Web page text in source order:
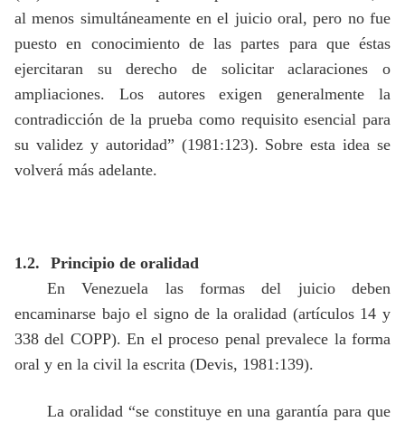
al menos simultáneamente en el juicio oral, pero no fue
puesto en conocimiento de las partes para que éstas
ejercitaran su derecho de solicitar aclaraciones o
ampliaciones. Los autores exigen generalmente la
contradicción de la prueba como requisito esencial para
su validez y autoridad” (1981:123). Sobre esta idea se
volverá más adelante.
1.2.
Principio de oralidad
En Venezuela las formas del juicio deben
encaminarse bajo el signo de la oralidad (artículos 14 y
338 del COPP). En el proceso penal prevalece la forma
oral y en la civil la escrita (Devis, 1981:139).
La oralidad “se constituye en una garantía para que